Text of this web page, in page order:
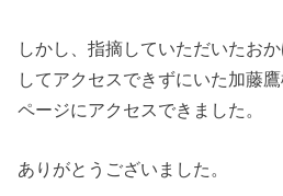
しかし、指摘していただいたお
してアクセスできずにいた加藤
ページにアクセスできました。
ありがとうございました。